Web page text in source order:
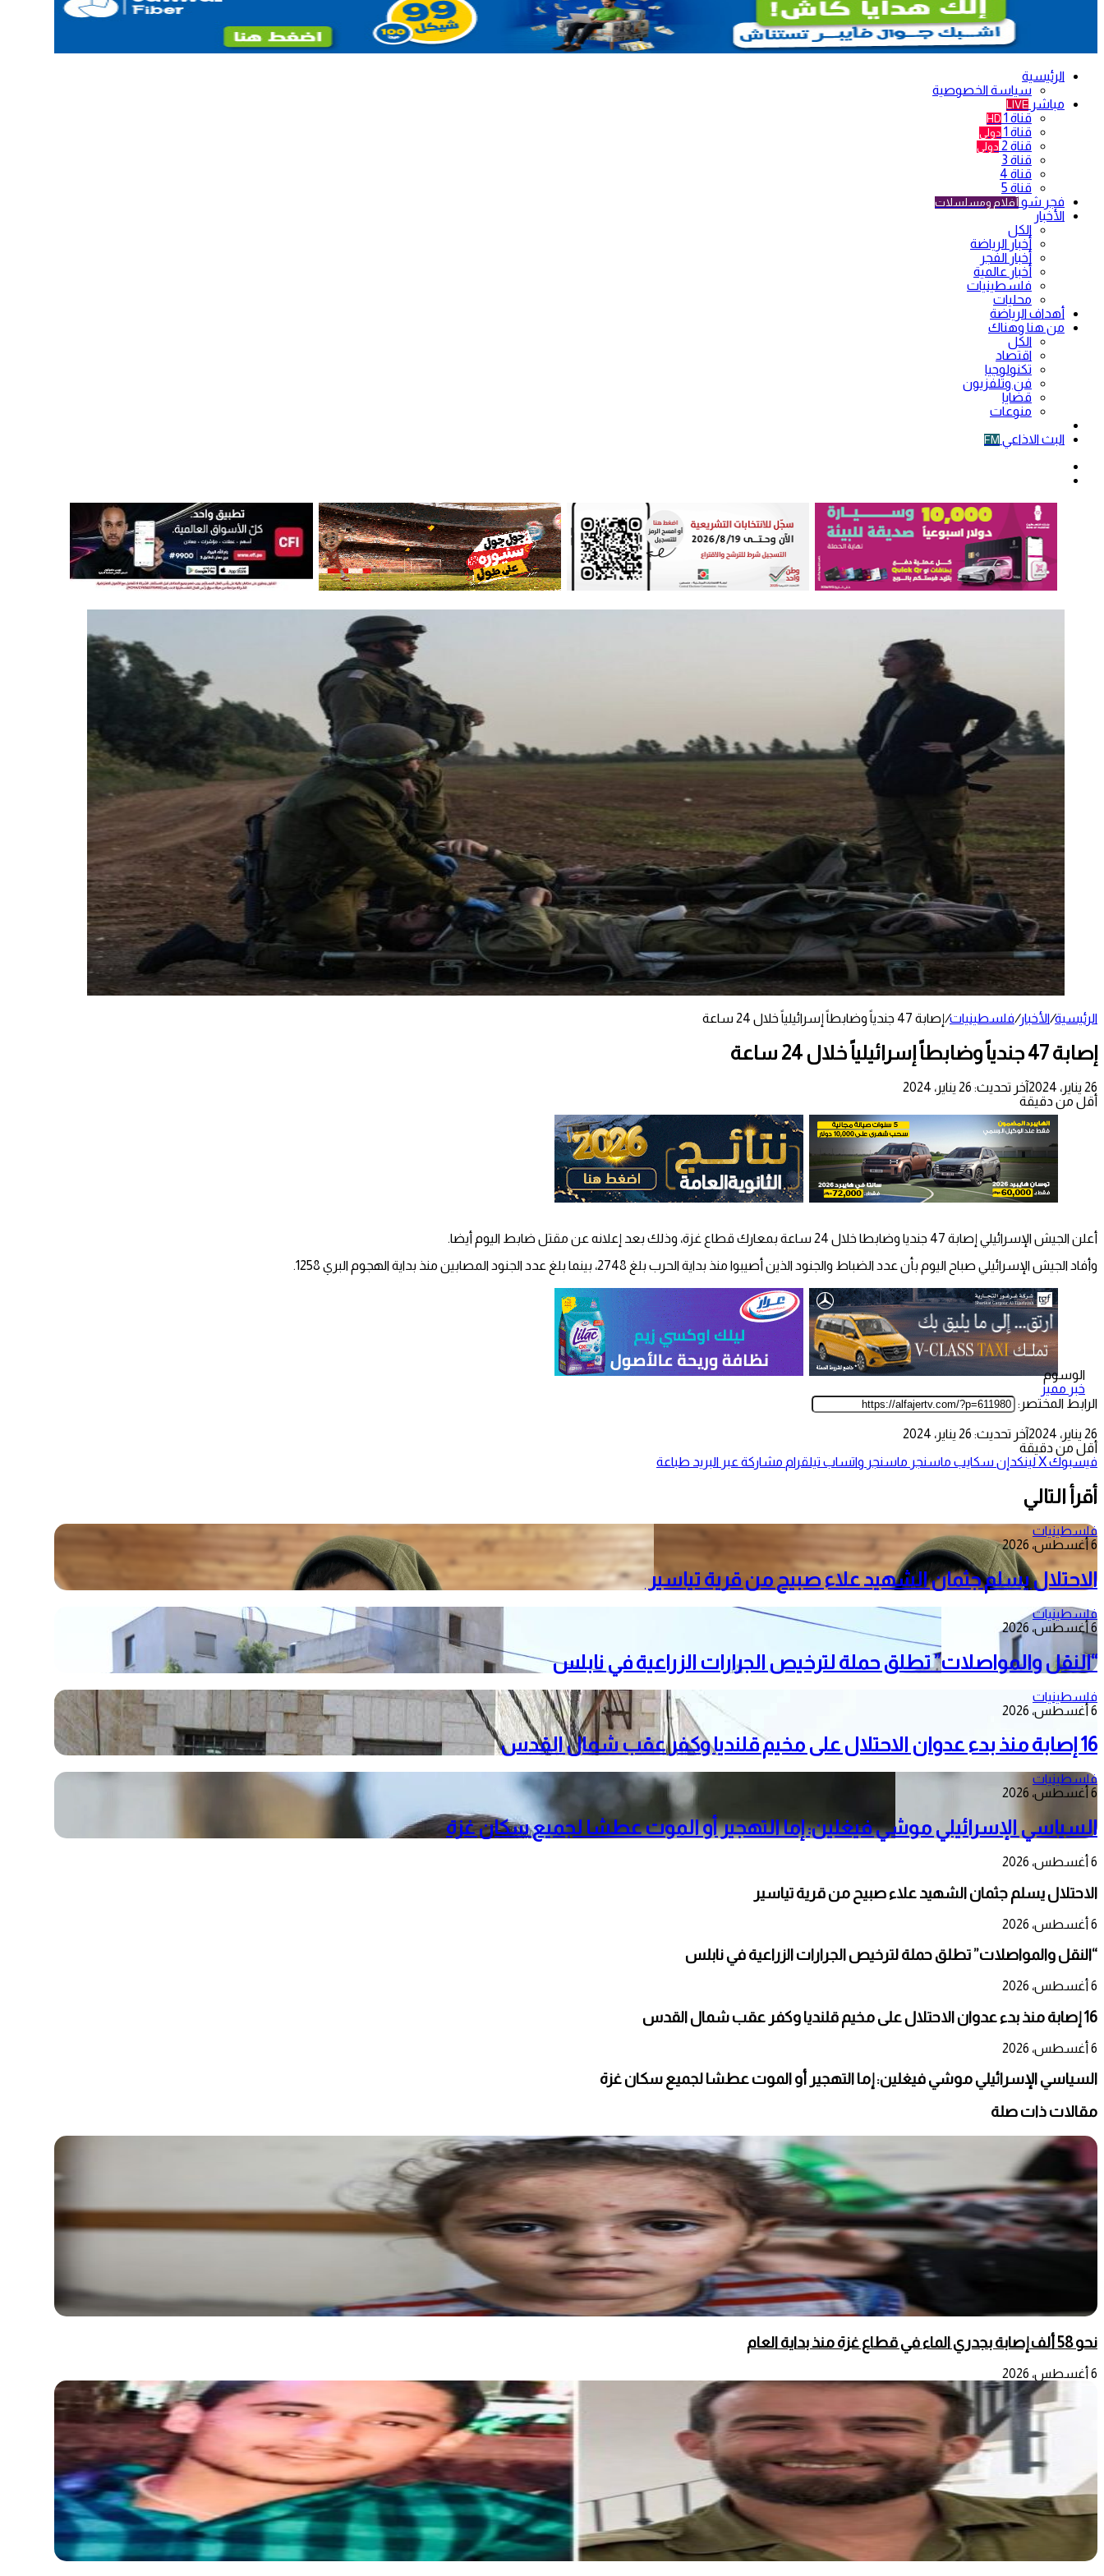
الرئيسية
سياسة الخصوصية
مباشر LIVE
قناة 1 HD
قناة 1 دولي
قناة 2 دولي
قناة 3
قناة 4
قناة 5
فجر شو أفلام ومسلسلات
الأخبار
الكل
أخبار الرياضة
أخبار الفجر
أخبار عالمية
فلسطينيات
محليات
أهداف الرياضة
من هنا وهناك
الكل
اقتصاد
تكنولوجيا
فن وتلفزيون
قضايا
منوعات
البث الاذاعي FM
الرئيسية/الأخبار/فلسطينيات/إصابة 47 جندياً وضابطاً إسرائيلياً خلال 24 ساعة
إصابة 47 جندياً وضابطاً إسرائيلياً خلال 24 ساعة
26 يناير، 2024
آخر تحديث: 26 يناير، 2024
أقل من دقيقة
أعلن الجيش الإسرائيلي إصابة 47 جنديا وضابطا خلال 24 ساعة بمعارك قطاع غزة، وذلك بعد إعلانه عن مقتل ضابط اليوم أيضا.
وأفاد الجيش الإسرائيلي صباح اليوم بأن عدد الضباط والجنود الذين أصيبوا منذ بداية الحرب بلغ 2748، بينما بلغ عدد الجنود المصابين منذ بداية الهجوم البري 1258.
الوسوم
خبر مميز
الرابط المختصر:
26 يناير، 2024
آخر تحديث: 26 يناير، 2024
أقل من دقيقة
فيسبوك‫Xلينكدإن سكايب ماسنجر ماسنجر واتساب تيلقرام مشاركة عبر البريد طباعة
أقرأ التالي
فلسطينيات
6 أغسطس، 2026
الاحتلال يسلم جثمان الشهيد علاء صبيح من قرية تياسير
فلسطينيات
6 أغسطس، 2026
“النقل والمواصلات” تطلق حملة لترخيص الجرارات الزراعية في نابلس
فلسطينيات
6 أغسطس، 2026
16 إصابة منذ بدء عدوان الاحتلال على مخيم قلنديا وكفر عقب شمال القدس
فلسطينيات
6 أغسطس، 2026
السياسي الإسرائيلي موشي فيغلين: إما التهجير أو الموت عطشا لجميع سكان غزة
6 أغسطس، 2026
الاحتلال يسلم جثمان الشهيد علاء صبيح من قرية تياسير
6 أغسطس، 2026
“النقل والمواصلات” تطلق حملة لترخيص الجرارات الزراعية في نابلس
6 أغسطس، 2026
16 إصابة منذ بدء عدوان الاحتلال على مخيم قلنديا وكفر عقب شمال القدس
6 أغسطس، 2026
السياسي الإسرائيلي موشي فيغلين: إما التهجير أو الموت عطشا لجميع سكان غزة
مقالات ذات صلة
نحو 58 ألف إصابة بجدري الماء في قطاع غزة منذ بداية العام
6 أغسطس، 2026